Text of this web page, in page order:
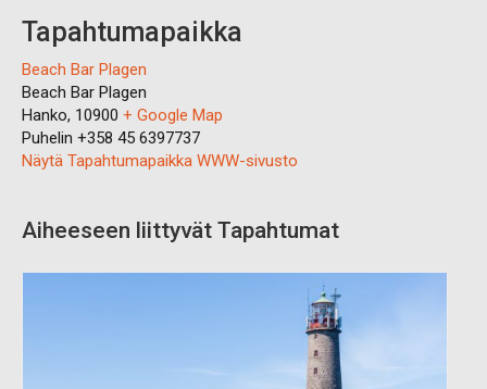
Tapahtumapaikka
Beach Bar Plagen
Beach Bar Plagen
Hanko, 10900 + Google Map
Puhelin +358 45 6397737
Näytä Tapahtumapaikka WWW-sivusto
Aiheeseen liittyvät Tapahtumat